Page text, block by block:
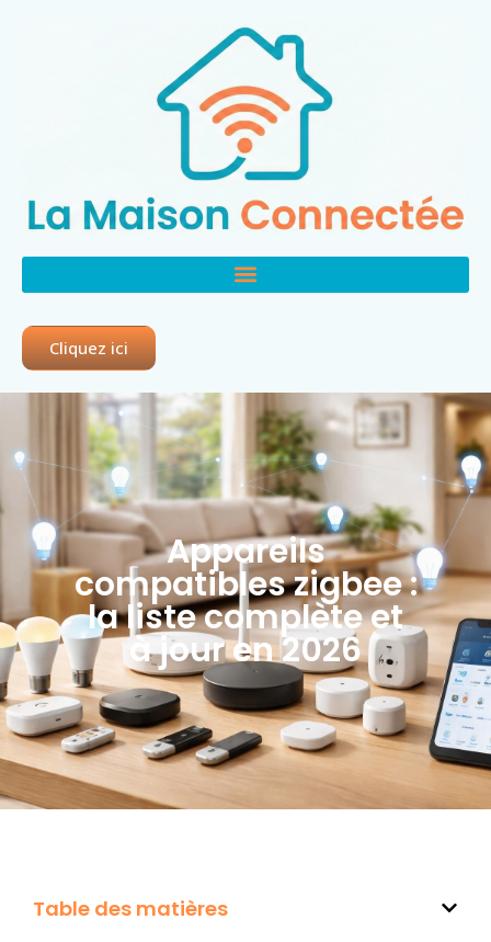
Cliquez ici
Appareils
compatibles zigbee :
la liste complète et
à jour en 2026
Table des matières